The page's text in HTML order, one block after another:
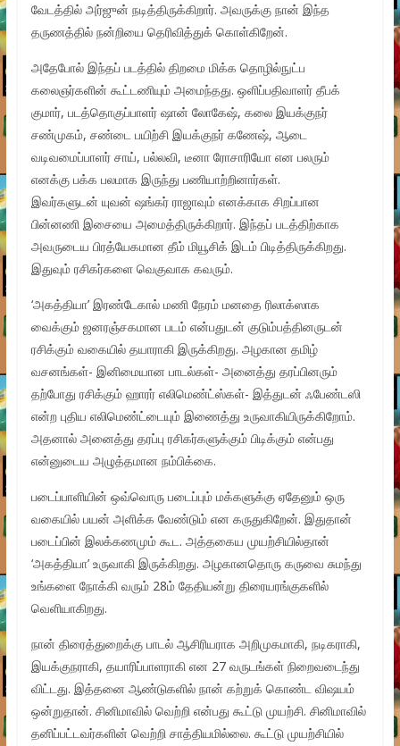
வேடத்தில் அர்ஜுன் நடித்திருக்கிறார். அவருக்கு நான் இந்த
தருணத்தில் நன்றியை தெரிவித்துக் கொள்கிறேன்.
அதேபோல் இந்தப் படத்தில் திறமை மிக்க தொழில்நுட்ப
கலைஞர்களின் கூட்டணியும் அமைந்தது. ஒளிப்பதிவாளர் தீபக்
குமார், படத்தொகுப்பாளர் ஷான் லோகேஷ், கலை இயக்குநர்
சண்முகம், சண்டை பயிற்சி இயக்குநர் கணேஷ், ஆடை
வடிவமைப்பாளர் சாய், பல்லவி, டீனா ரோசாரியோ என பலரும்
எனக்கு பக்க பலமாக இருந்து பணியாற்றினார்கள்.
இவர்களுடன் யுவன் ஷங்கர் ராஜாவும் எனக்காக சிறப்பான
பின்னணி இசையை அமைத்திருக்கிறார். இந்தப் படத்திற்காக
அவருடைய பிரத்யேகமான தீம் மியூசிக் இடம் பிடித்திருக்கிறது.
இதுவும் ரசிகர்களை வெகுவாக கவரும்.
‘அகத்தியா’ இரண்டேகால் மணி நேரம் மனதை ரிலாக்ஸாக
வைக்கும் ஜனரஞ்சகமான படம் என்பதுடன் குடும்பத்தினருடன்
ரசிக்கும் வகையில் தயாராகி இருக்கிறது. அழகான தமிழ்
வசனங்கள்- இனிமையான பாடல்கள்- அனைத்து தரப்பினரும்
தற்போது ரசிக்கும் ஹாரர் எலிமெண்ட்ஸ்கள்- இத்துடன் ஃபேண்டஸி
என்ற புதிய எலிமெண்ட்டையும் இணைத்து உருவாகியிருக்கிறோம்.
அதனால் அனைத்து தரப்பு ரசிகர்களுக்கும் பிடிக்கும் என்பது
என்னுடைய அழுத்தமான நம்பிக்கை.
படைப்பாளியின் ஒவ்வொரு படைப்பும் மக்களுக்கு ஏதேனும் ஒரு
வகையில் பயன் அளிக்க வேண்டும் என கருதுகிறேன். இதுதான்
படைப்பின் இலக்கணமும் கூட. அத்தகைய முயற்சியில்தான்
‘அகத்தியா’ உருவாகி இருக்கிறது. அழகானதொரு கருவை சுமந்து
உங்களை நோக்கி வரும் 28ம் தேதியன்று திரையரங்குகளில்
வெளியாகிறது.
நான் திரைத்துறைக்கு பாடல் ஆசிரியராக அறிமுகமாகி, நடிகராகி,
இயக்குநராகி, தயாரிப்பாளராகி என 27 வருடங்கள் நிறைவடைந்து
விட்டது. இத்தனை ஆண்டுகளில் நான் கற்றுக் கொண்ட விஷயம்
ஒன்றுதான். சினிமாவில் வெற்றி என்பது கூட்டு முயற்சி. சினிமாவில்
தனிப்பட்டவர்களின் வெற்றி சாத்தியமில்லை. கூட்டு முயற்சியில்